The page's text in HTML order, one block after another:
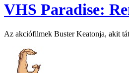
VHS Paradise:
Az akciófilmek Buster Keatonja, akit